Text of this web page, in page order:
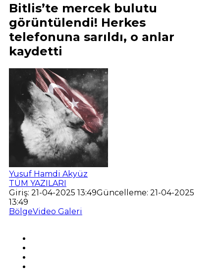
Bitlis’te mercek bulutu
görüntülendi! Herkes
telefonuna sarıldı, o anlar
kaydetti
Yusuf Hamdi Akyüz
TÜM YAZILARI
Giriş: 21-04-2025 13:49Güncelleme: 21-04-2025
13:49
BölgeVideo Galeri